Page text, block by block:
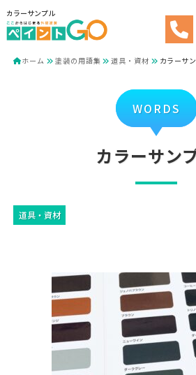
カラーサンプル
ホーム 塗装の用語集 道具・資材 カラーサ
WORDS
カラーサン
道具・資材